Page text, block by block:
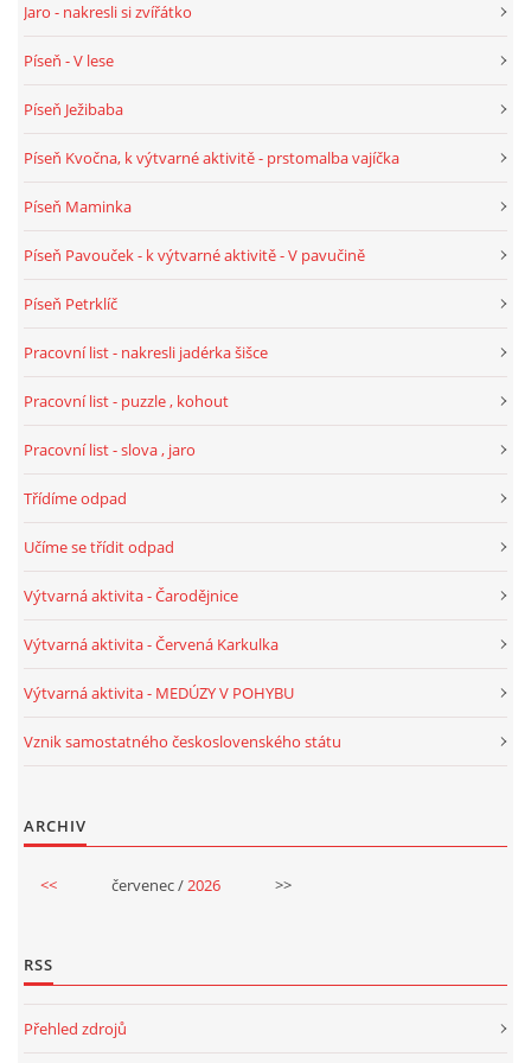
HÁDANKY K TÉMATU JARO, LÉTO, PODZIM,ZIMA
BÁSNĚ K TÉMATU JARO
PÍSNĚ K TÉMATU LÉTO
POHYBOVÉ AKTIVITY NA TÉMA LÉTO
BÁSNĚ K TÉMATU PODZIM
Jaro - nakresli si zvířátko
Píseň - V lese
Píseň Ježibaba
Píseň Kvočna, k výtvarné aktivitě - prstomalba vajíčka
Píseň Maminka
Píseň Pavouček - k výtvarné aktivitě - V pavučině
Píseň Petrklíč
Pracovní list - nakresli jadérka šišce
Pracovní list - puzzle , kohout
Pracovní list - slova , jaro
Třídíme odpad
Učíme se třídit odpad
Výtvarná aktivita - Čarodějnice
Výtvarná aktivita - Červená Karkulka
Výtvarná aktivita - MEDÚZY V POHYBU
Vznik samostatného československého státu
ARCHIV
<< červenec /2026 >>
RSS
Přehled zdrojů